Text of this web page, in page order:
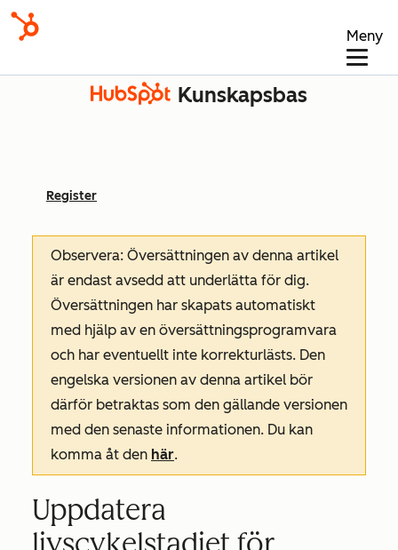
Meny
Kunskapsbas
Register
Observera: Översättningen av denna artikel
är endast avsedd att underlätta för dig.
Översättningen har skapats automatiskt
med hjälp av en översättningsprogramvara
och har eventuellt inte korrekturlästs. Den
engelska versionen av denna artikel bör
därför betraktas som den gällande versionen
med den senaste informationen. Du kan
komma åt den här.
Uppdatera